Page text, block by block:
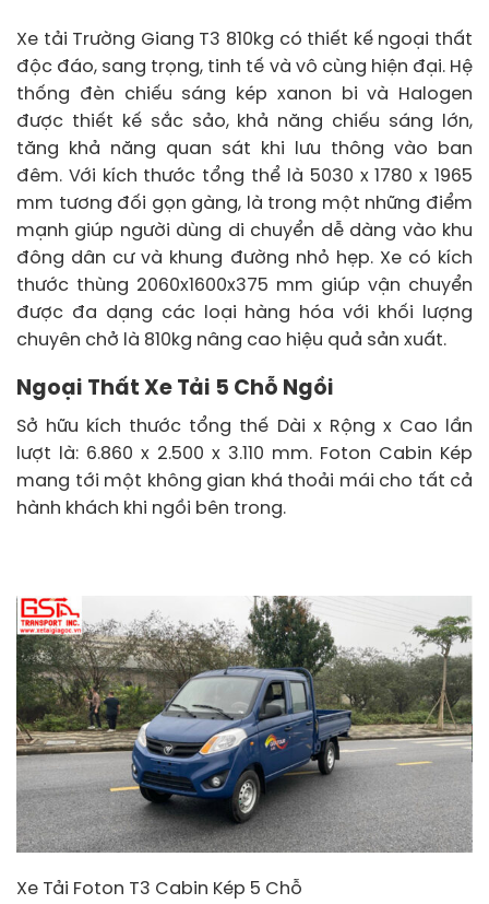
Xe tải Trường Giang T3 810kg có thiết kế ngoại thất
độc đáo, sang trọng, tinh tế và vô cùng hiện đại. Hệ
thống đèn chiếu sáng kép xanon bi và Halogen
được thiết kế sắc sảo, khả năng chiếu sáng lớn,
tăng khả năng quan sát khi lưu thông vào ban
đêm. Với kích thước tổng thể là 5030 x 1780 x 1965
mm tương đối gọn gàng, là trong một những điểm
mạnh giúp người dùng di chuyển dễ dàng vào khu
đông dân cư và khung đường nhỏ hẹp. Xe có kích
thước thùng 2060x1600x375 mm giúp vận chuyển
được đa dạng các loại hàng hóa với khối lượng
chuyên chở là 810kg nâng cao hiệu quả sản xuất.
Ngoại Thất Xe Tải 5 Chỗ Ngồi
Sở hữu kích thước tổng thế Dài x Rộng x Cao lần
lượt là: 6.860 x 2.500 x 3.110 mm. Foton Cabin Kép
mang tới một không gian khá thoải mái cho tất cả
hành khách khi ngồi bên trong.
Xe Tải Foton T3 Cabin Kép 5 Chỗ